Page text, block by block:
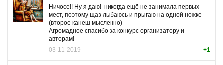
Ничосе!! Ну я даю! никогда ещё не занимала первых
мест, поэтому щаз лыбаюсь и прыгаю на одной ножке
(второе канеш мысленно)
Агромадное спасибо за конкурс организатору и
авторам!
+1
03-11-2019